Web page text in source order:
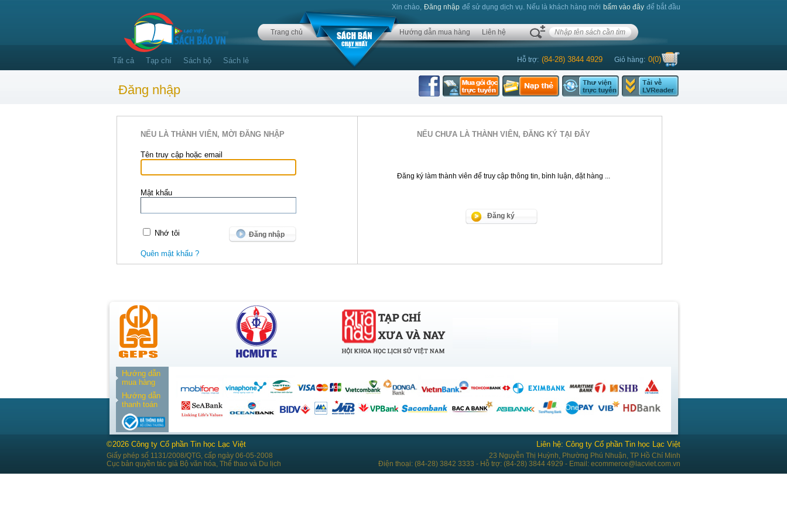
Xin chào, Đăng nhập để sử dụng dịch vụ. Nếu là khách hàng mới bấm vào đây để bắt đầu
Trang chủ Hướng dẫn mua hàng Liên hệ
Hỗ trợ: (84-28) 3844 4929 Giỏ hàng: 0(0)
Tất cả Tạp chí Sách bộ Sách lẻ
Đăng nhập
NẾU LÀ THÀNH VIÊN, MỜI ĐĂNG NHẬP
Tên truy cập hoặc email
Mật khẩu
Nhớ tôi
Quên mật khẩu ?
NẾU CHƯA LÀ THÀNH VIÊN, ĐĂNG KÝ TẠI ĐÂY
Đăng ký làm thành viên để truy cập thông tin, bình luận, đặt hàng ...
Đăng ký
Hướng dẫn
mua hàng
Hướng dẫn
thanh toán
Liên hệ: Công ty Cổ phần Tin học Lạc Việt
23 Nguyễn Thị Huỳnh, Phường Phú Nhuận, TP Hồ Chí Minh
Điện thoại: (84-28) 3842 3333 - Hỗ trợ: (84-28) 3844 4929 - Email: ecommerce@lacviet.com.vn
©2026 Công ty Cổ phần Tin học Lạc Việt
Giấy phép số 1131/2008/QTG, cấp ngày 06-05-2008
Cục bản quyền tác giả Bộ văn hóa, Thể thao và Du lịch